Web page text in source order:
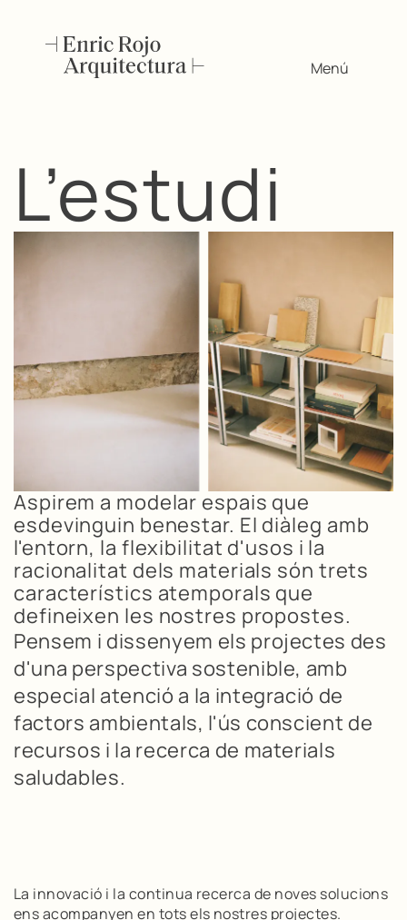
Menú
L’estudi
Aspirem a modelar espais que
esdevinguin benestar. El diàleg amb
l'entorn, la flexibilitat d'usos i la
racionalitat dels materials són trets
característics atemporals que
defineixen les nostres propostes.
Pensem i dissenyem els projectes des
d'una perspectiva sostenible, amb
especial atenció a la integració de
factors ambientals, l'ús conscient de
recursos i la recerca de materials
saludables.
La innovació i la continua recerca de noves solucions
ens acompanyen en tots els nostres projectes.